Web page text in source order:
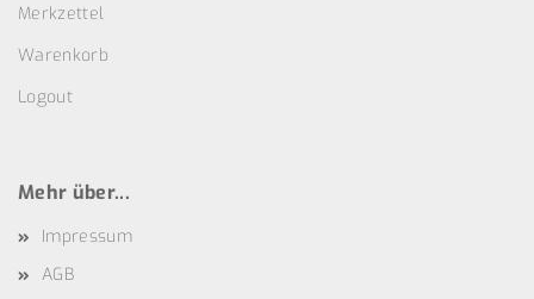
Merkzettel
Warenkorb
Logout
Mehr über...
Impressum
AGB